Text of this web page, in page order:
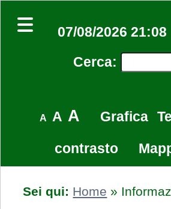
07/08/2026 21:08
Cerca:
A A A Grafica
contrasto
Sei qui: Home »